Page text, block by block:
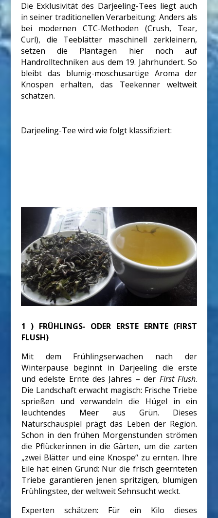
Die Exklusivität des Darjeeling-Tees liegt auch
in seiner traditionellen Verarbeitung: Anders als
bei modernen CTC-Methoden (Crush, Tear,
Curl), die Teeblätter maschinell zerkleinern,
setzen die Plantagen hier noch auf
Handrolltechniken aus dem 19. Jahrhundert. So
bleibt das blumig-moschusartige Aroma der
Knospen erhalten, das Teekenner weltweit
schätzen.
Darjeeling-Tee wird wie folgt klassifiziert:
1 ) FRÜHLINGS- ODER ERSTE ERNTE (FIRST
FLUSH)
Mit dem Frühlingserwachen nach der
Winterpause beginnt in Darjeeling die erste
und edelste Ernte des Jahres – der First Flush.
Die Landschaft erwacht magisch: Frische Triebe
sprießen und verwandeln die Hügel in ein
leuchtendes Meer aus Grün. Dieses
Naturschauspiel prägt das Leben der Region.
Schon in den frühen Morgenstunden strömen
die Pflückerinnen in die Gärten, um die zarten
„zwei Blätter und eine Knospe“ zu ernten. Ihre
Eile hat einen Grund: Nur die frisch geernteten
Triebe garantieren jenen spritzigen, blumigen
Frühlingstee, der weltweit Sehnsucht weckt.
Experten schätzen: Für ein Kilo dieses